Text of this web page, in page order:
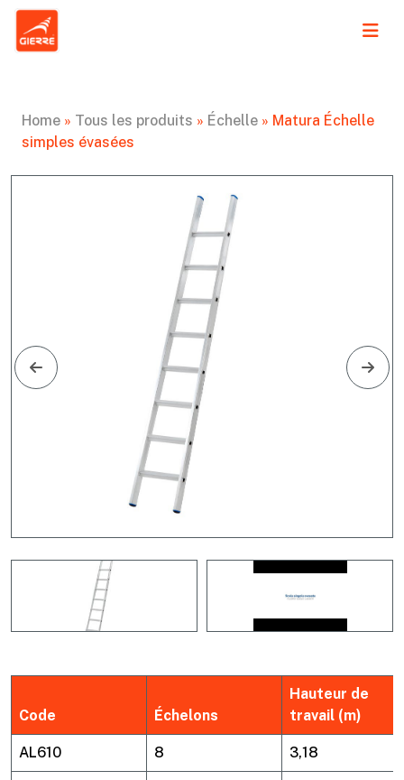
Home » Tous les produits » Échelle » Matura Échelle
simples évasées
Code Échelons
Hauteur de
travail (m)
AL610 8 3,18